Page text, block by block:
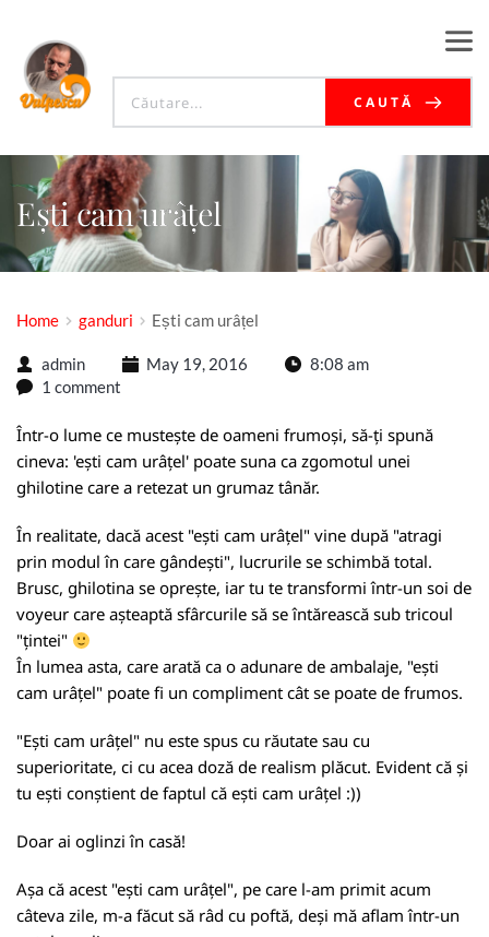
CAUTĂ
Ești cam urâțel
Home ganduri Ești cam urâțel
admin May 19, 2016
8:08 am
1 comment
Într-o lume ce mustește de oameni frumoși, să-ți spună
cineva: 'ești cam urâțel' poate suna ca zgomotul unei
ghilotine care a retezat un grumaz tânăr.
În realitate, dacă acest "ești cam urâțel" vine după "atragi
prin modul în care gândești", lucrurile se schimbă total.
Brusc, ghilotina se oprește, iar tu te transformi într-un soi de
voyeur care așteaptă sfârcurile să se întărească sub tricoul
"țintei"
În lumea asta, care arată ca o adunare de ambalaje, "ești
cam urâțel" poate fi un compliment cât se poate de frumos.
"Ești cam urâțel" nu este spus cu răutate sau cu
superioritate, ci cu acea doză de realism plăcut. Evident că și
tu ești conștient de faptul că ești cam urâțel :))
Doar ai oglinzi în casă!
Așa că acest "ești cam urâțel", pe care l-am primit acum
câteva zile, m-a făcut să râd cu poftă, deși mă aflam într-un